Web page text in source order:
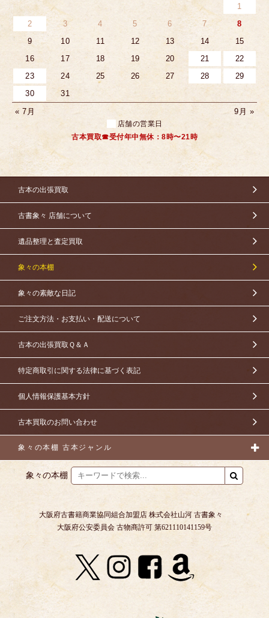
1
2
3 4 5 6 7
8
9
10 11 12 13 14
15
16
17 18 19 20 21
22
23
24 25 26 27 28
29
30
31
« 7月
9月 »
店舗の営業日
古本買取☎受付年中無休：8時〜21時
古本の出張買取
古書象々 店舗について
遺品整理と査定買取
象々の本棚
象々の素敵な日記
ご注文方法・お支払い・配送について
古本の出張買取Ｑ＆Ａ
特定商取引に関する法律に基づく表記
個人情報保護基本方針
古本買取のお問い合わせ
象々の本棚 古本ジャンル
象々の本棚
大阪府古書籍商業協同組合加盟店 株式会社山河 古書象々
大阪府公安委員会 古物商許可 第621110141159号